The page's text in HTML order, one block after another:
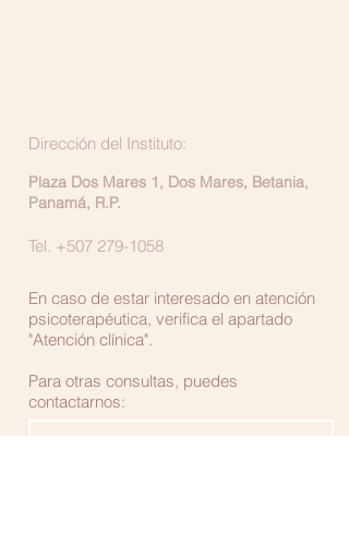
En caso de estar interesado en atención
psicoterapéutica, verifica el apartado
"Atención clínica".
Para otras consultas, puedes
contactarnos:
Dirección del Instituto:
Plaza Dos Mares 1, Dos Mares, Betania,
Panamá, R.P.
Tel. +507 279-1058